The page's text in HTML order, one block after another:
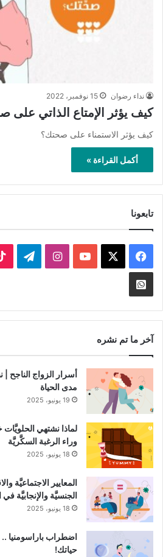
نداء رضوان 15 نوفمبر، 2022
كيف يؤثر الإمتاع الذاتي على
كيف يؤثر الاستمناء على صحتك؟
أكمل القراءة »
تابعونا
فيسبوك ‫YouTubeانستقرام
Whatsapp
Channel
آخر ما تم نشره
أسرار الزواج الناجح |
مدى الحياة
19 يونيو، 2025
لماذا نشتهي الحلويَّات
وراء الرغبة السكَّريَّة
18 يونيو، 2025
المعايير الاجتماعيَّة
الجنسيَّة والإنجابيَّة في
18 يونيو، 2025
اضطراب باراسومنيا
حياتك!